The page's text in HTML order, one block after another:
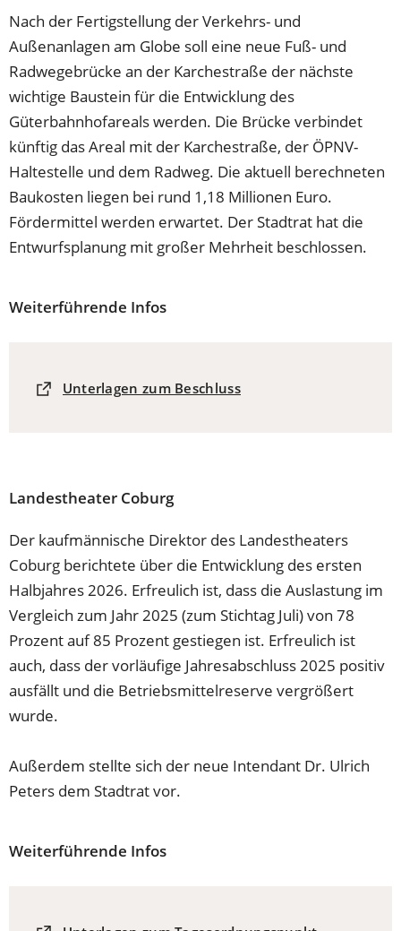
Nach der Fertigstellung der Verkehrs- und
Außenanlagen am Globe soll eine neue Fuß- und
Radwegebrücke an der Karchestraße der nächste
wichtige Baustein für die Entwicklung des
Güterbahnhofareals werden. Die Brücke verbindet
künftig das Areal mit der Karchestraße, der ÖPNV-
Haltestelle und dem Radweg. Die aktuell berechneten
Baukosten liegen bei rund 1,18 Millionen Euro.
Fördermittel werden erwartet. Der Stadtrat hat die
Entwurfsplanung mit großer Mehrheit beschlossen.
Weiterführende Infos
Unterlagen zum Beschluss
(Öffnet
Landestheater Coburg
Der kaufmännische Direktor des Landestheaters
Coburg berichtete über die Entwicklung des ersten
Halbjahres 2026. Erfreulich ist, dass die Auslastung im
Vergleich zum Jahr 2025 (zum Stichtag Juli) von 78
Prozent auf 85 Prozent gestiegen ist. Erfreulich ist
auch, dass der vorläufige Jahresabschluss 2025 positiv
ausfällt und die Betriebsmittelreserve vergrößert
wurde.
Außerdem stellte sich der neue Intendant Dr. Ulrich
Peters dem Stadtrat vor.
Weiterführende Infos